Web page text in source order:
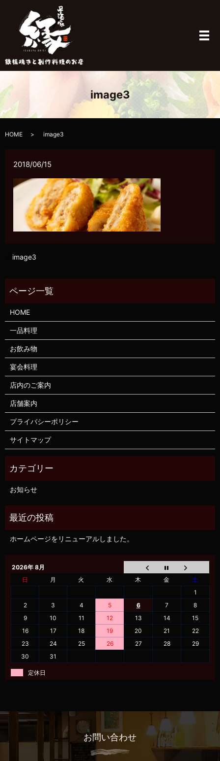
メ
image3
HOME image3
2018/06/15
image3
HOME
一品料理
お飲み物
宴会料理
店内のご案内
店舗案内
プライバシーポリシー
サイトマップ
お知らせ
ホームページをリニューアルしました。
2026年 8月
日
月 火 水 木 金
土
1
2
3 4 5 6 7
8
9
10 11 12 13 14
15
16
17 18 19 20 21
22
23
24 25 26 27 28
29
30
31
定休日
お問い合わせ